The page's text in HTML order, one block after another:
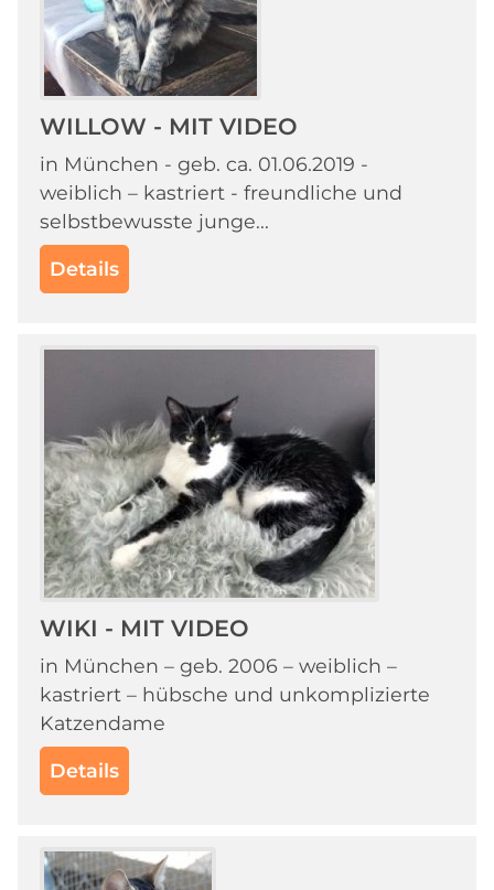
WILLOW - MIT VIDEO
in München - geb. ca. 01.06.2019 -
weiblich – kastriert - freundliche und
selbstbewusste junge...
Details
WIKI - MIT VIDEO
in München – geb. 2006 – weiblich –
kastriert – hübsche und unkomplizierte
Katzendame
Details